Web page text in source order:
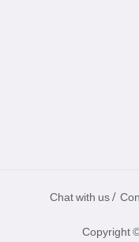
Chat with us /
Copyright